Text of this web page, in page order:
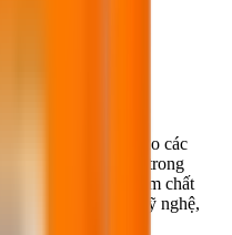
chất tách khuôn cho các
gỗ (cốp-pha), … trong
WB501 dùng làm chất
hình sản phẩm mỹ nghệ,